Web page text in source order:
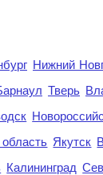
Нижний
Тверь
Якутск
Калининград